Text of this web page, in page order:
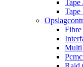
Tape
Tape
Multi